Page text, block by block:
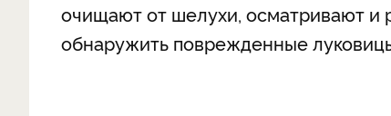
очищают от шелухи, осматривают и
обнаружить поврежденные